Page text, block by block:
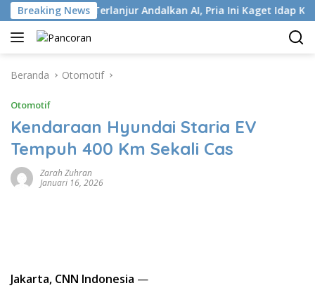
Langsung
ke
konten
Breaking News
Terlanjur Andalkan AI, Pria Ini Kaget Idap Kanker
Beranda Otomotif
Otomotif
Kendaraan Hyundai Staria EV
Tempuh 400 Km Sekali Cas
Zarah Zuhran
Januari 16, 2026
Jakarta, CNN Indonesia —